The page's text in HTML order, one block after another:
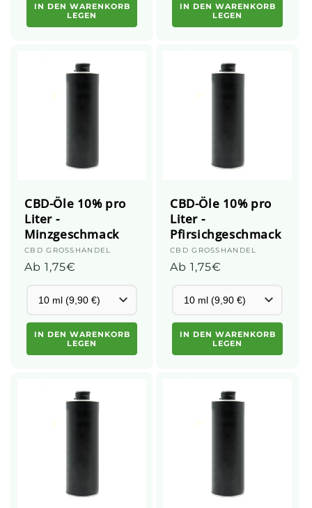
IN DEN WARENKORB
LEGEN
IN DEN WARENKORB
LEGEN
CBD-Öle 10% pro
Liter -
Minzgeschmack
Anbieter:
CBD GROSSHANDEL
Üblicher
Ab 1,75€
IN DEN WARENKORB
LEGEN
CBD-Öle 10% pro
Liter -
Pfirsichgeschmack
Anbieter:
CBD GROSSHANDEL
Üblicher
Ab 1,75€
IN DEN WARENKORB
LEGEN